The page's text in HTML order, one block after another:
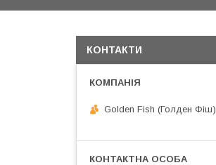
КОНТАКТИ
Golden Fish (Голден Фіш)